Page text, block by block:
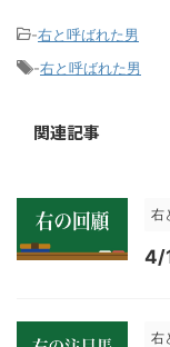
-右と呼ばれた男
-右と呼ばれた男
関連記事
右
4/
右